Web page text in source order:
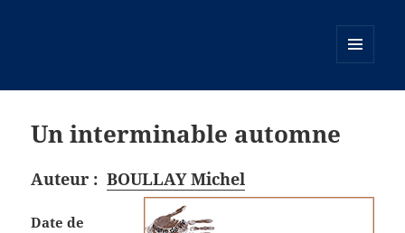
Un interminable automne
Auteur :BOULLAY Michel
Date de